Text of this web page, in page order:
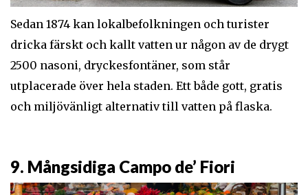
Sedan 1874 kan lokalbefolkningen och turister
dricka färskt och kallt vatten ur någon av de drygt
2500 nasoni, dryckesfontäner, som står
utplacerade över hela staden. Ett både gott, gratis
och miljövänligt alternativ till vatten på flaska.
9. Mångsidiga Campo de’ Fiori